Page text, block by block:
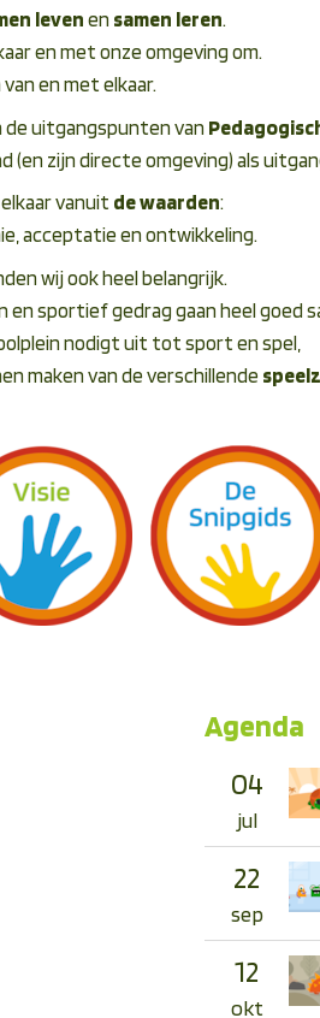
leven en samen leren.
en met onze omgeving om.
en met elkaar.
de uitgangspunten van
(en zijn directe omgeving) als
vanuit de waarden:
acceptatie en ontwikkeling.
wij ook heel belangrijk.
sportief gedrag gaan heel goed
nodigt uit tot sport en spel,
maken van de verschillende
Agenda
04
jul
22
sep
12
okt